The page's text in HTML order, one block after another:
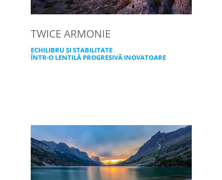
TWICE ARMONIE
ECHILIBRU ȘI STABILITATE
ÎNTR-O LENTILĂ PROGRESIVĂ INOVATOARE